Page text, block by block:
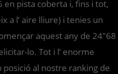
en pista coberta i, fins i tot,
a l’ aire lliure) i tenies un
aquest any de 24″68
lo. Tot i l’ enorme
al nostre ranking de